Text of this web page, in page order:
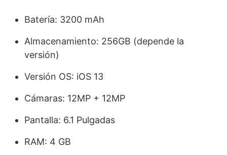
Batería: 3200 mAh
Almacenamiento: 256GB (depende la
versión)
Versión OS: iOS 13
Cámaras: 12MP + 12MP
Pantalla: 6.1 Pulgadas
RAM: 4 GB